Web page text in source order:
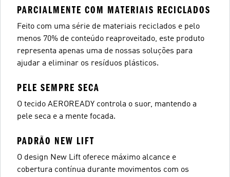
PARCIALMENTE COM MATERIAIS RECICLADOS
Feito com uma série de materiais reciclados e pelo
menos 70% de conteúdo reaproveitado, este produto
representa apenas uma de nossas soluções para
ajudar a eliminar os resíduos plásticos.
PELE SEMPRE SECA
O tecido AEROREADY controla o suor, mantendo a
pele seca e a mente focada.
PADRÃO NEW LIFT
O design New Lift oferece máximo alcance e
cobertura contínua durante movimentos com os